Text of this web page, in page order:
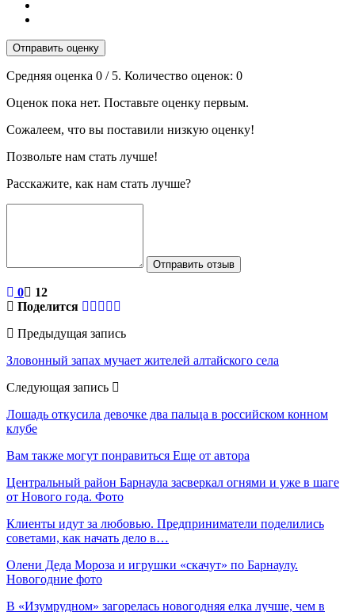
Отправить оценку
Средняя оценка 0 / 5. Количество оценок: 0
Оценок пока нет. Поставьте оценку первым.
Сожалеем, что вы поставили низкую оценку!
Позвольте нам стать лучше!
Расскажите, как нам стать лучше?
Отправить отзыв
0
12
Поделится
Предыдущая запись
Зловонный запах мучает жителей алтайского села
Следующая запись
Лошадь откусила девочке два пальца в российском конном
клубе
Вам также могут понравиться Еще от автора
Центральный район Барнаула засверкал огнями и уже в шаге
от Нового года. Фото
Клиенты идут за любовью. Предприниматели поделились
советами, как начать дело в…
Олени Деда Мороза и игрушки «скачут» по Барнаулу.
Новогодние фото
В «Изумрудном» загорелась новогодняя елка лучше, чем в